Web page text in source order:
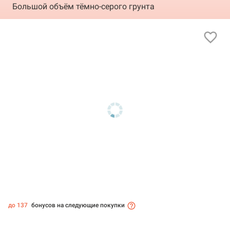
Большой объём тёмно-серого грунта
до 137 бонусов на следующие покупки